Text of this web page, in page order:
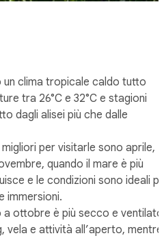
un clima tropicale caldo tutto
tra 26°C e 32°C e stagioni
dagli alisei più che dalle
per visitarle sono aprile,
quando il mare è più
e le condizioni sono ideali
immersioni.
a ottobre è più secco e
e attività all’aperto, mentre